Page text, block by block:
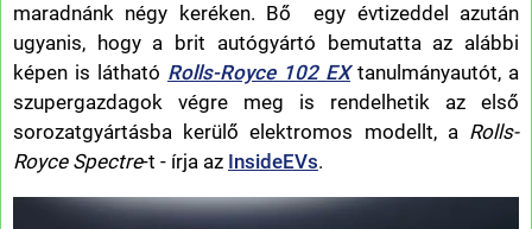
maradnánk négy keréken. Bő egy évtizeddel azután
ugyanis, hogy a brit autógyártó bemutatta az alábbi
képen is látható Rolls-Royce 102 EXtanulmányautót, a
szupergazdagok végre meg is rendelhetik az első
sorozatgyártásba kerülő elektromos modellt, a Rolls-
Royce Spectre-t - írja az InsideEVs.